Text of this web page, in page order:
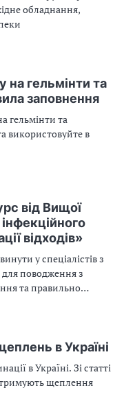
обладнання,
гельмінти та
заповнення
гельмінти та
використовуйте в
від Вищої
відходів»
у спеціалістів з
поводження з
та правильно
в Україні
в Україні. Зі статті
щеплення